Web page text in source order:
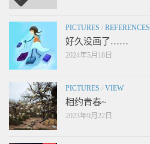
PICTURES / REFERENCES
好久没画了……
2024年5月18日
PICTURES / VIEW
相约青春~
2023年9月22日